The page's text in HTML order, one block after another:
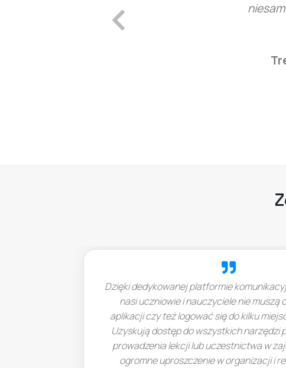
niesamowicie dużo.
Trener ds.
Previous
dedykowanej platformie komunikacyjnej LiveWebinar
uczniowie i nauczyciele nie muszą otwierać kilku
czy też logować się do kilku miejsc jednocześnie.
dostęp do wszystkich narzędzi potrzebnych do
lekcji lub uczestnictwa w zajęciach. Jest to
uproszczenie w organizacji i realizacji zajęć